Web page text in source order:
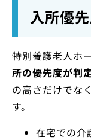
入所優
特別養護老人ホ
所の優先度が判
の高さだけでな
す。
在宅での介